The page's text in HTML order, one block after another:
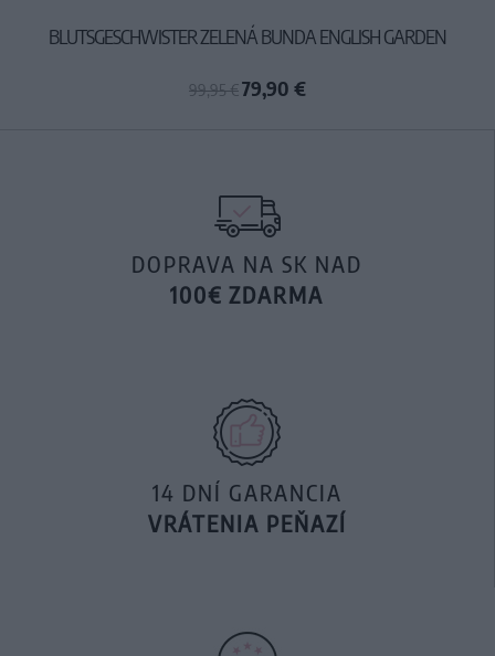
BLUTSGESCHWISTER ZELENÁ BUNDA ENGLISH GARDEN
99,95 €79,90 €
DOPRAVA NA SK NAD
100€ ZDARMA
14 DNÍ GARANCIA
VRÁTENIA PEŇAZÍ